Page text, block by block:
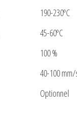
190-230ºC
45-60ºC
100 %
40-100
Optionnel